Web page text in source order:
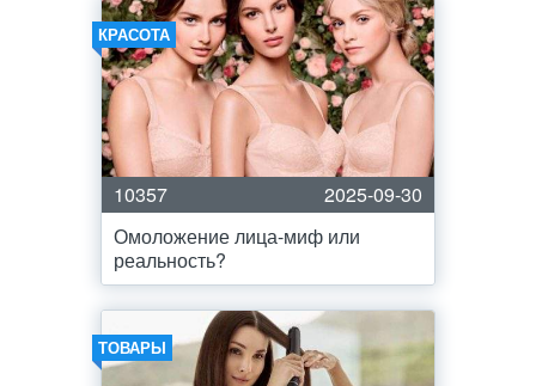
КРАСОТА
10357
2025-09-30
Омоложение лица-миф или
реальность?
ТОВАРЫ